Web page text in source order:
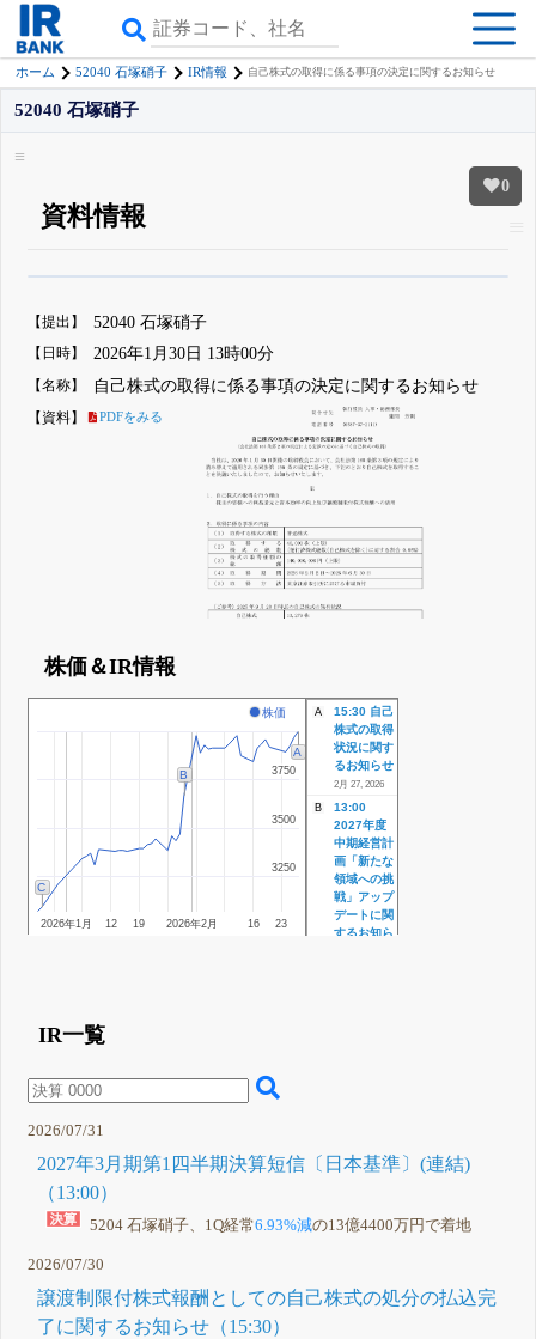
ホーム 52040 石塚硝子 IR情報 自己株式の取得に係る事項の決定に関するお知らせ
0
52040 石塚硝子
資料情報
くできる
無料でβ版をはじめる
登録すると永久30%OFFと米株版の先行利用も付きます
【提出】 52040 石塚硝子
【日時】 2026年1月30日 13時00分
【名称】 自己株式の取得に係る事項の決定に関するお知らせ
【資料】 PDFをみる
株価＆IR情報
株価
2026年1月 2026年2月
12 19 16 23
3250
3250
3500
3500
3750
3750
C
B
A
A
15:30 自己
株式の取得
状況に関す
るお知らせ
2月 27, 2026
B
13:00
2027年度
中期経営計
画「新たな
領域への挑
戦」アップ
デートに関
するお知ら
に関するお
2026年3月
準〕(連結)
IR一覧
2026/07/31
2027年3月期第1四半期決算短信〔日本基準〕(連結)
（13:00）
5204 石塚硝子、1Q経常6.93%減の13億4400万円で着地
2026/07/30
譲渡制限付株式報酬としての自己株式の処分の払込完
了に関するお知らせ（15:30）